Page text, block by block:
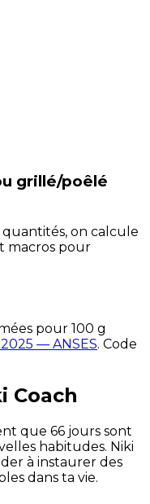
grillé/poêlé
on calcule
macros pour
pour 100 g
— ANSES. Code
Coach
que 66 jours sont
habitudes. Niki
à instaurer des
dans ta vie.